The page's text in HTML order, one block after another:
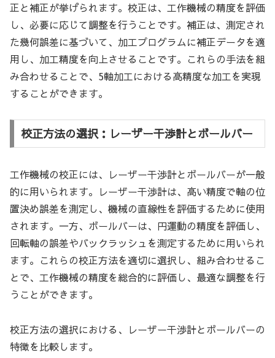
正と補正が挙げられます。校正は、工作機械の精度を評価
し、必要に応じて調整を行うことです。補正は、測定され
た幾何誤差に基づいて、加工プログラムに補正データを適
用し、加工精度を向上させることです。これらの手法を組
み合わせることで、5軸加工における高精度な加工を実現
することができます。
校正方法の選択：レーザー干渉計とボールバー
工作機械の校正には、レーザー干渉計とボールバーが一般
的に用いられます。レーザー干渉計は、高い精度で軸の位
置決め誤差を測定し、機械の直線性を評価するために使用
されます。一方、ボールバーは、円運動の精度を評価し、
回転軸の誤差やバックラッシュを測定するために用いられ
ます。これらの校正方法を適切に選択し、組み合わせるこ
とで、工作機械の精度を総合的に評価し、最適な調整を行
うことができます。
校正方法の選択における、レーザー干渉計とボールバーの
特徴を比較します。